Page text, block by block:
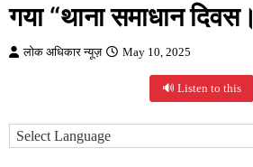
गया “थाना समाधान दिवस।
लोक अधिकार न्यूज़ May 10, 2025
🔊 Listen to this